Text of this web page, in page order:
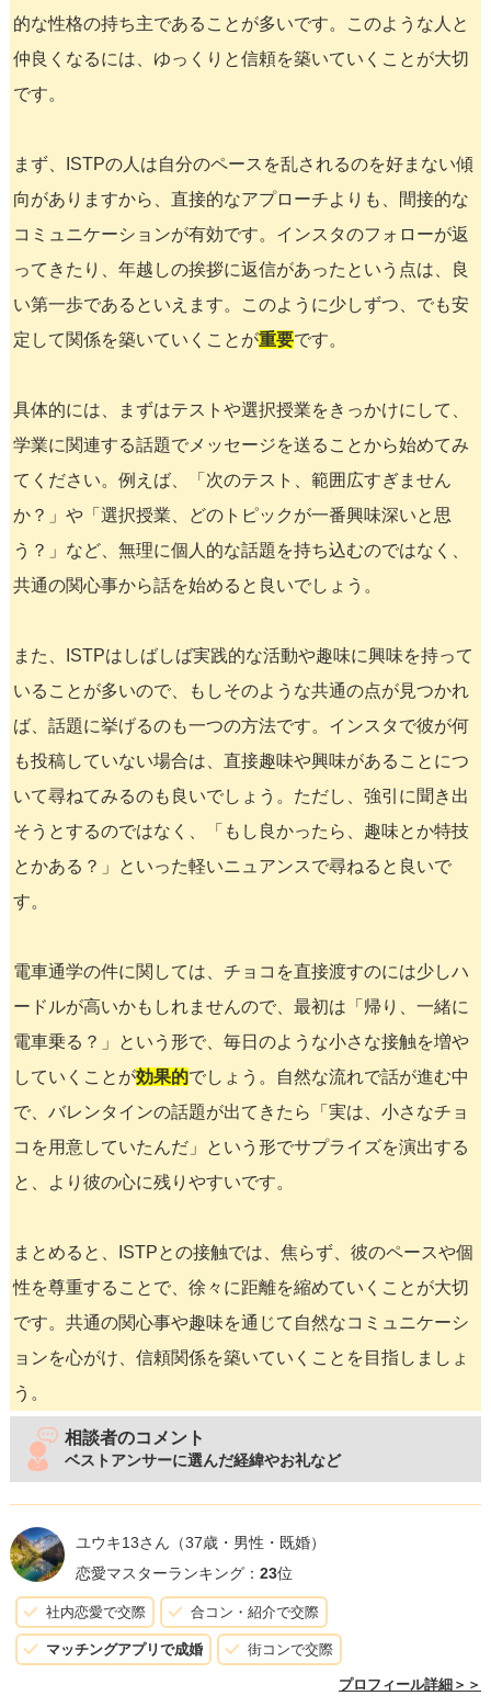
的な性格の持ち主であることが多いです。このような人と
仲良くなるには、ゆっくりと信頼を築いていくことが大切
です。
まず、ISTPの人は自分のペースを乱されるのを好まない傾
向がありますから、直接的なアプローチよりも、間接的な
コミュニケーションが有効です。インスタのフォローが返
ってきたり、年越しの挨拶に返信があったという点は、良
い第一歩であるといえます。このように少しずつ、でも安
定して関係を築いていくことが重要です。
具体的には、まずはテストや選択授業をきっかけにして、
学業に関連する話題でメッセージを送ることから始めてみ
てください。例えば、「次のテスト、範囲広すぎません
か？」や「選択授業、どのトピックが一番興味深いと思
う？」など、無理に個人的な話題を持ち込むのではなく、
共通の関心事から話を始めると良いでしょう。
また、ISTPはしばしば実践的な活動や趣味に興味を持って
いることが多いので、もしそのような共通の点が見つかれ
ば、話題に挙げるのも一つの方法です。インスタで彼が何
も投稿していない場合は、直接趣味や興味があることにつ
いて尋ねてみるのも良いでしょう。ただし、強引に聞き出
そうとするのではなく、「もし良かったら、趣味とか特技
とかある？」といった軽いニュアンスで尋ねると良いで
す。
電車通学の件に関しては、チョコを直接渡すのには少しハ
ードルが高いかもしれませんので、最初は「帰り、一緒に
電車乗る？」という形で、毎日のような小さな接触を増や
していくことが効果的でしょう。自然な流れで話が進む中
で、バレンタインの話題が出てきたら「実は、小さなチョ
コを用意していたんだ」という形でサプライズを演出する
と、より彼の心に残りやすいです。
まとめると、ISTPとの接触では、焦らず、彼のペースや個
性を尊重することで、徐々に距離を縮めていくことが大切
です。共通の関心事や趣味を通じて自然なコミュニケーシ
ョンを心がけ、信頼関係を築いていくことを目指しましょ
う。
相談者のコメント
ベストアンサーに選んだ経緯やお礼など
ユウキ13さん （37歳・男性・既婚）
恋愛マスターランキング： 23位
社内恋愛で交際 合コン・紹介で交際
マッチングアプリで成婚 街コンで交際
プロフィール詳細＞＞